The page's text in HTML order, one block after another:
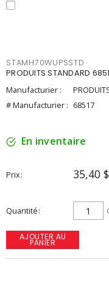
STAMH70WUPSSTD
PRODUITS STANDARD
Manufacturier :
# Manufacturier : 68517
En inventaire
Prix 35,40 $
Quantité
AJOUTER AU
PANIER